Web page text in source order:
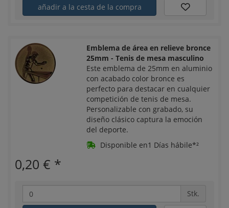
añadir a la cesta de la compra
Emblema de área en relieve bronce
25mm - Tenis de mesa masculino
Este emblema de 25mm en aluminio
con acabado color bronce es
perfecto para destacar en cualquier
competición de tenis de mesa.
Personalizable con grabado, su
diseño clásico captura la emoción
del deporte.
Disponible en1 Días hábile*²
0,20 € *
Stk.